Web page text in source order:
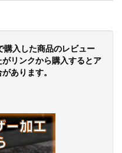
購入した商品のレビュー
リンクから購入するとア
あります。